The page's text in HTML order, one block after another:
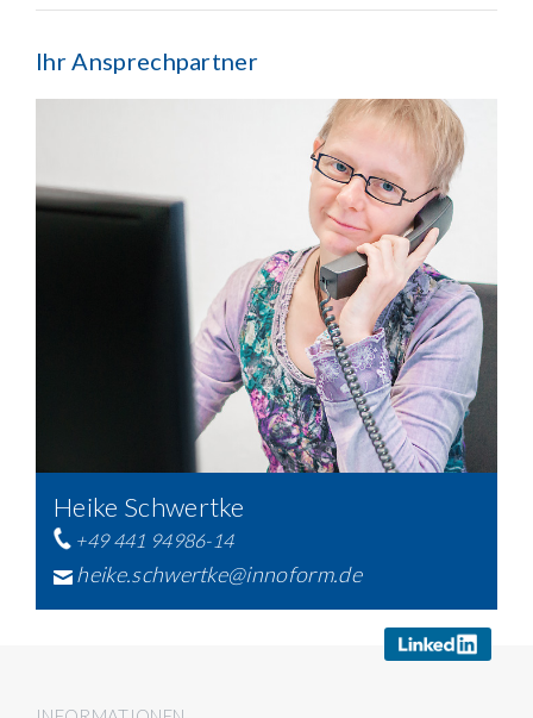
Ihr Ansprechpartner
Heike Schwertke
+49 441 94986-14
heike.schwertke@innoform.de